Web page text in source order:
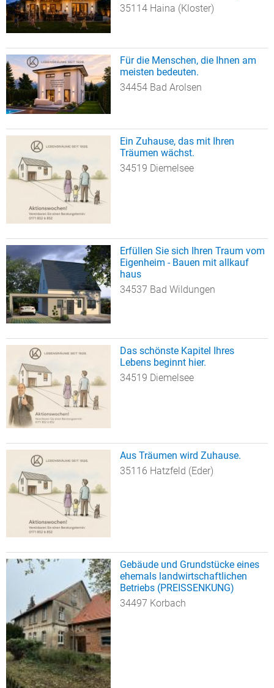
35114 Haina (Kloster)
Für die Menschen, die Ihnen am
meisten bedeuten.
34454 Bad Arolsen
Ein Zuhause, das mit Ihren
Träumen wächst.
34519 Diemelsee
Erfüllen Sie sich Ihren Traum vom
Eigenheim - Bauen mit allkauf
haus
34537 Bad Wildungen
Das schönste Kapitel Ihres
Lebens beginnt hier.
34519 Diemelsee
Aus Träumen wird Zuhause.
35116 Hatzfeld (Eder)
Gebäude und Grundstücke eines
ehemals landwirtschaftlichen
Betriebs (PREISSENKUNG)
34497 Korbach